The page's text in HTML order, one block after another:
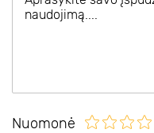
Nuomonė